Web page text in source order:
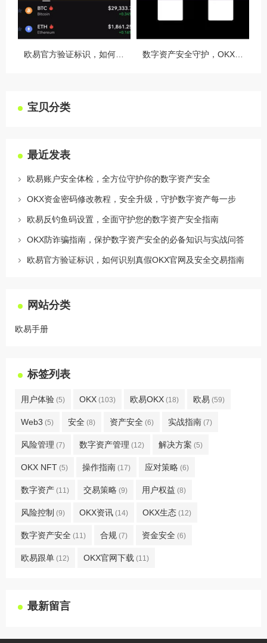
宝贝分类
最近发表
欧易账户安全体检，全方位守护你的数字资产安全
OKX资金密码修改教程，安全升级，守护数字资产每一步
欧易反钓鱼码设置，全面守护您的数字资产安全指南
OKX防诈骗指南，保护数字资产安全的必备知识与实战问答
欧易官方验证标识，如何识别真假OKX官网及安全交易指南
网站分类
欧易手册
标签列表
用户体验 (5) OKX (103) 欧易OKX (18) 欧易 (59)
Web3 (5) 安全 (8) 资产安全 (6) 实战指南 (7)
风险管理 (7) 数字资产管理 (12) 解决方案 (5)
OKX NFT (5) 操作指南 (17) 应对策略 (6)
数字资产 (11) 交易策略 (9) 用户权益 (8)
风险控制 (9) OKX资讯 (14) OKX生态 (12)
数字资产安全 (11) 合规 (7) 资金安全 (6)
欧易跟单 (12) OKX官网下载 (11)
最新留言